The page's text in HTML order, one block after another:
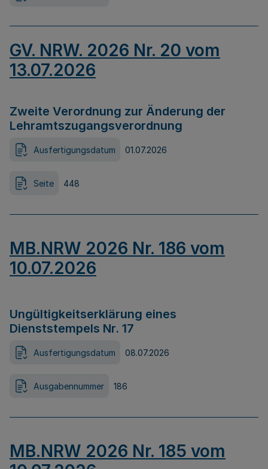
GV. NRW. 2026 Nr. 20 vom
13.07.2026
Zweite Verordnung zur Änderung der
Lehramtszugangsverordnung
Ausfertigungsdatum 01.07.2026
Seite 448
MB.NRW 2026 Nr. 186 vom
10.07.2026
Ungültigkeitserklärung eines
Dienststempels Nr. 17
Ausfertigungsdatum 08.07.2026
Ausgabennummer 186
MB.NRW 2026 Nr. 185 vom